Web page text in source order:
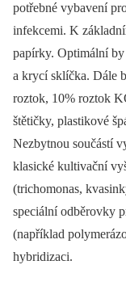
potřebné vybavení
infekcemi. K
papírky. Optimální
a krycí sklíčka. Dále
roztok, 10% roztok
štětičky, plastikové
Nezbytnou součástí
klasické kultivační
(trichomonas,
speciální odběrovky
(například
hybridizaci.